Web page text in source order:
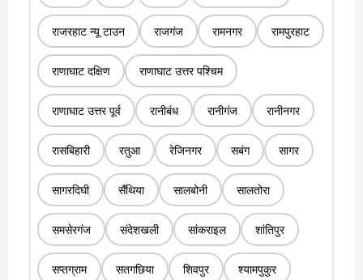
राजरहाट न्यू टाउन राजगंज रामनगर रामपुरहाट
राणाघाट दक्षिण राणाघाट उत्तर पश्चिम
राणाघाट उत्तर पूर्व रानीबंध रानीगंज रानीनगर
रासबिहारी रतुआ रेजिनगर सबंग सागर
सागरदिघी सैंथिया सालबोनी सालतोरा
समसेरगंज संदेशखली सांकराइल शांतिपुर
सप्तग्राम सतगछिया शिवपुर श्यामपुकुर